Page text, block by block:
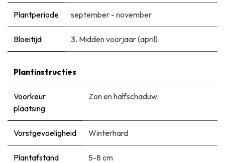
Plantperiode september - november
Bloeitijd 3. Midden voorjaar (april)
Plantinstructies
Voorkeur
plaatsing
Zon en halfschaduw
Vorstgevoeligheid Winterhard
Plantafstand 5-8 cm